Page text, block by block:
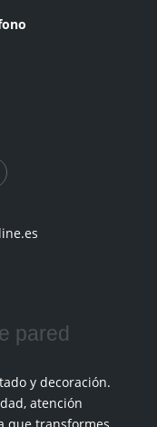
pared
y decoración.
atención